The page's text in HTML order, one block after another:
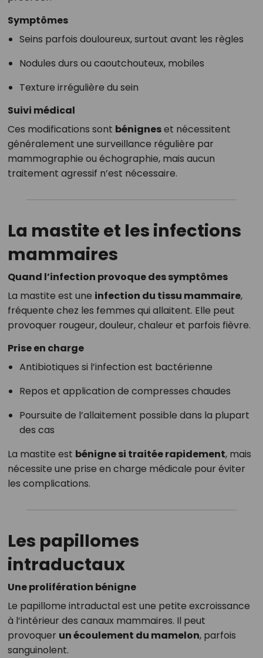
Symptômes
Seins parfois douloureux, surtout avant les règles
Nodules durs ou caoutchouteux, mobiles
Texture irrégulière du sein
Suivi médical
Ces modifications sont bénigneset nécessitent
généralement une surveillance régulière par
mammographie ou échographie, mais aucun
traitement agressif n’est nécessaire.
La mastite et les infections
mammaires
Quand l’infection provoque des symptômes
La mastite est une infection du tissu mammaire,
fréquente chez les femmes qui allaitent. Elle peut
provoquer rougeur, douleur, chaleur et parfois fièvre.
Prise en charge
Antibiotiques si l’infection est bactérienne
Repos et application de compresses chaudes
Poursuite de l’allaitement possible dans la plupart
des cas
La mastite est bénigne si traitée rapidement, mais
nécessite une prise en charge médicale pour éviter
les complications.
Les papillomes
intraductaux
Une prolifération bénigne
Le papillome intraductal est une petite excroissance
à l’intérieur des canaux mammaires. Il peut
provoquer un écoulement du mamelon, parfois
sanguinolent.